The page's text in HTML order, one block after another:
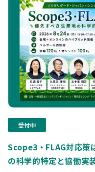
受付中
Scope3・FLAG対応策
の科学的特定と協働実